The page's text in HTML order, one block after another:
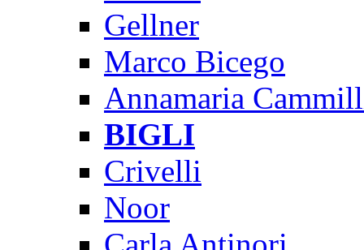
Gellner
Marco Bicego
Annamaria
BIGLI
Crivelli
Noor